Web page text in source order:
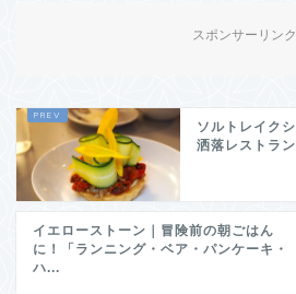
スポンサーリンク
ソルトレイク
洒落レストラ
イエローストーン｜冒険前の朝ごはん
に！「ランニング・ベア・パンケーキ・
ハ...